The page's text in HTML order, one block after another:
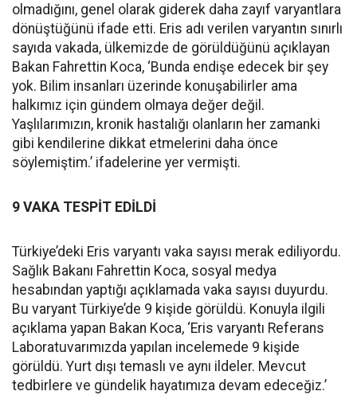
olmadığını, genel olarak giderek daha zayıf varyantlara
dönüştüğünü ifade etti. Eris adı verilen varyantın sınırlı
sayıda vakada, ülkemizde de görüldüğünü açıklayan
Bakan Fahrettin Koca, ‘Bunda endişe edecek bir şey
yok. Bilim insanları üzerinde konuşabilirler ama
halkımız için gündem olmaya değer değil.
Yaşlılarımızın, kronik hastalığı olanların her zamanki
gibi kendilerine dikkat etmelerini daha önce
söylemiştim.’ ifadelerine yer vermişti.
9 VAKA TESPİT EDİLDİ
Türkiye’deki Eris varyantı vaka sayısı merak ediliyordu.
Sağlık Bakanı Fahrettin Koca, sosyal medya
hesabından yaptığı açıklamada vaka sayısı duyurdu.
Bu varyant Türkiye’de 9 kişide görüldü. Konuyla ilgili
açıklama yapan Bakan Koca, ‘Eris varyantı Referans
Laboratuvarımızda yapılan incelemede 9 kişide
görüldü. Yurt dışı temaslı ve aynı ildeler. Mevcut
tedbirlere ve gündelik hayatımıza devam edeceğiz.’